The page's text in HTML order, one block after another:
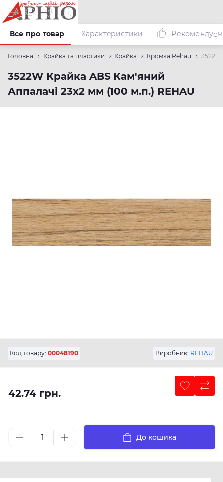
Головна Крайка та пластики Крайка Кромка Rehau
3522W Крайка ABS Кам'яний
Аппалачі 23х2 мм (100 м.п.) REHAU
Все про товар Характеристики
Код товару: 00048190 Виробник: REHAU
42.74 грн.
До кошика